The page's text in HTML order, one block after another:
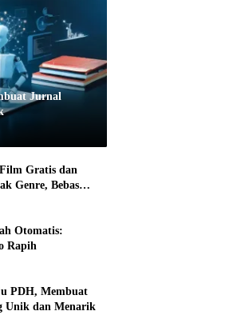
Jurnal
Gratis dan
Genre, Bebas
Otomatis:
Rapih
PDH, Membuat
Unik dan Menarik